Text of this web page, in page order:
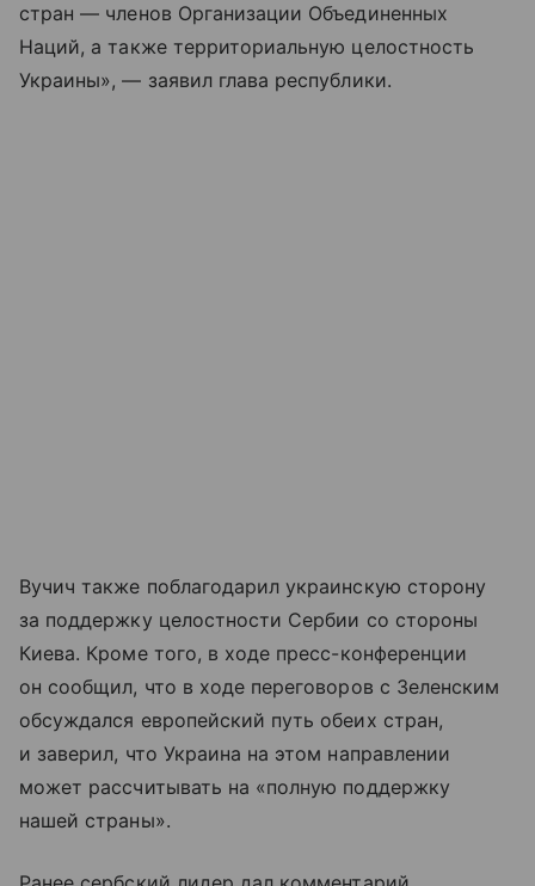
стран — членов Организации Объединенных
Наций, а также территориальную целостность
Украины», — заявил глава республики.
Вучич также поблагодарил украинскую сторону
за поддержку целостности Сербии со стороны
Киева. Кроме того, в ходе пресс-конференции
он сообщил, что в ходе переговоров с Зеленским
обсуждался европейский путь обеих стран,
и заверил, что Украина на этом направлении
может рассчитывать на «полную поддержку
нашей страны».